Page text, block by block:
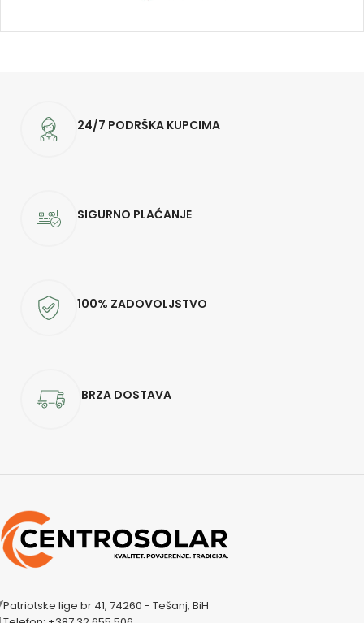
24/7 PODRŠKA KUPCIMA
SIGURNO PLAĆANJE
100% ZADOVOLJSTVO
BRZA DOSTAVA
Patriotske lige br 41, 74260 - Tešanj, BiH